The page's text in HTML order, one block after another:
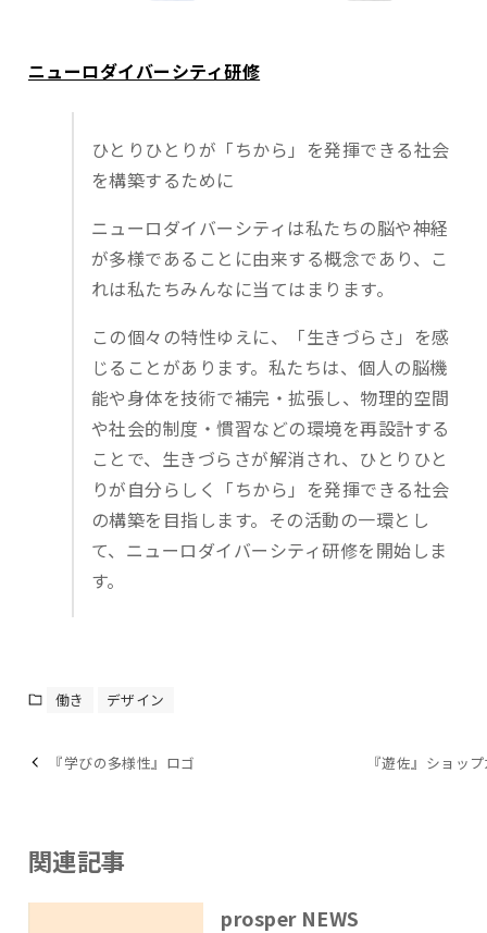
ニューロダイバーシティ研修
ひとりひとりが「ちから」を発揮できる社会
を構築するために
ニューロダイバーシティは私たちの脳や神経
が多様であることに由来する概念であり、こ
れは私たちみんなに当てはまります。
この個々の特性ゆえに、「生きづらさ」を感
じることがあります。私たちは、個人の脳機
能や身体を技術で補完・拡張し、物理的空間
や社会的制度・慣習などの環境を再設計する
ことで、生きづらさが解消され、ひとりひと
りが自分らしく「ちから」を発揮できる社会
の構築を目指します。その活動の一環とし
て、ニューロダイバーシティ研修を開始しま
す。
働き デザイン
『学びの多様性』ロゴ 『遊佐』ショッ
関連記事
prosper NEWS